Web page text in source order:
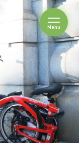
Menuを開閉